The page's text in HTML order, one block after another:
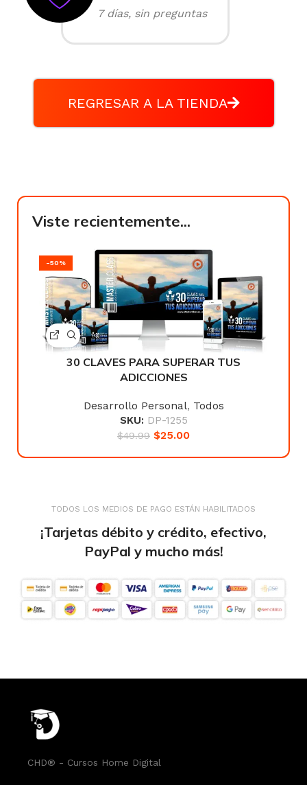
7 días, sin preguntas
REGRESAR A LA TIENDA
Viste recientemente...
-50%
30 CLAVES PARA SUPERAR TUS
ADICCIONES
Desarrollo Personal, Todos
SKU: DP-1255
$49.99 $25.00
TODOS LOS MEDIOS DE PAGO ESTÁN HABILITADOS
¡Tarjetas débito y crédito, efectivo,
PayPal y mucho más!
CHD® - Cursos Home Digital